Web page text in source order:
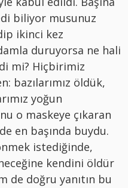
biliyor musunuz
ikinci kez
duruyorsa ne hali
mi? Hiçbirimiz
bazılarımız öldük,
yoğun
o maskeye çıkaran
en başında buydu.
istediğinde,
kendini öldür
de doğru yanıtın bu